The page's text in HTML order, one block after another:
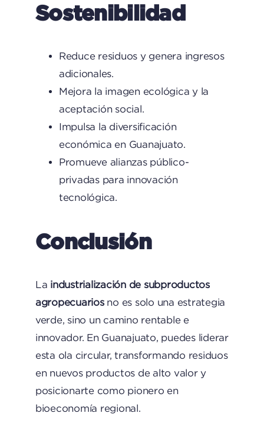
Sostenibilidad
Reduce residuos y genera ingresos
adicionales.
Mejora la imagen ecológica y la
aceptación social.
Impulsa la diversificación
económica en Guanajuato.
Promueve alianzas público-
privadas para innovación
tecnológica.
Conclusión
La industrialización de subproductos
agropecuariosno es solo una estrategia
verde, sino un camino rentable e
innovador. En Guanajuato, puedes liderar
esta ola circular, transformando residuos
en nuevos productos de alto valor y
posicionarte como pionero en
bioeconomía regional.